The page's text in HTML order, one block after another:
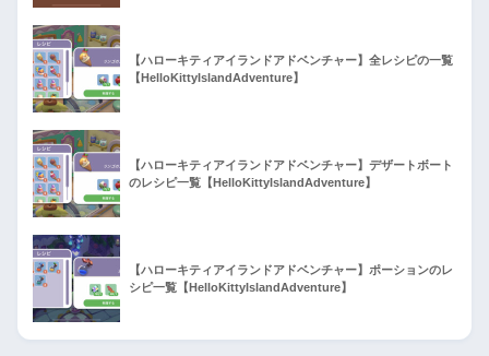
【ハローキティアイランドアドベンチャー】全レシピの一覧
【HelloKittyIslandAdventure】
【ハローキティアイランドアドベンチャー】デザートボート
のレシピ一覧【HelloKittyIslandAdventure】
【ハローキティアイランドアドベンチャー】ポーションのレ
シピ一覧【HelloKittyIslandAdventure】